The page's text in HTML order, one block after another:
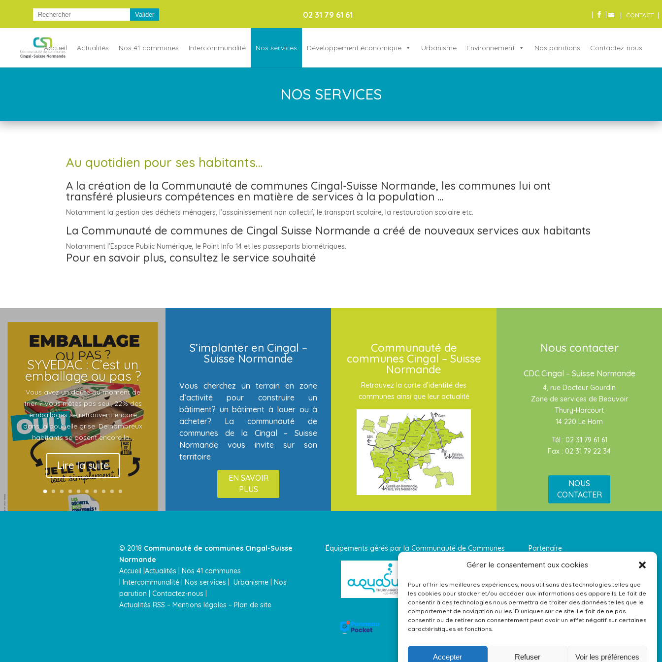
Gérer le consentement aux cookies
Pour offrir les meilleures expériences, nous utilisons des technologies telles que
les cookies pour stocker et/ou accéder aux informations des appareils. Le fait de
consentir à ces technologies nous permettra de traiter des données telles que le
comportement de navigation ou les ID uniques sur ce site. Le fait de ne pas
consentir ou de retirer son consentement peut avoir un effet négatif sur certaines
caractéristiques et fonctions.
Accepter Refuser Voir les préférences
02 31 79 61 61 CONTACT
Accueil Actualités Nos 41 communes Intercommunalité Nos services Développement économique Urbanisme Environnement Nos parutions Contactez-nous
NOS SERVICES
Au quotidien pour ses habitants…
A la création de la Communauté de communes Cingal-Suisse Normande, les communes lui ont
transféré plusieurs compétences en matière de services à la population …
Notamment la gestion des déchets ménagers, l’assainissement non collectif, le transport scolaire, la restauration scolaire etc.
La Communauté de communes de Cingal Suisse Normande a créé de nouveaux services aux habitants
Notamment l’Espace Public Numérique, le Point Info 14 et les passeports biométriques.
Pour en savoir plus, consultez le service souhaité
SYVEDAC : C’est un
emballage ou pas ?
Vous avez un doute au moment de
trier ? Vous n’êtes pas seul, 22% des
emballages se retrouvent encore
dans la poubelle grise. De nombreux
habitants se posent encore la...
Lire la suite
S’implanter en Cingal –
Suisse Normande
Vous cherchez un terrain en zone
d’activité pour construire un
bâtiment? un bâtiment à louer ou à
acheter? La communauté de
communes de la Cingal – Suisse
Normande vous invite sur son
territoire
EN SAVOIR
PLUS
Communauté de
communes Cingal – Suisse
Normande
Retrouvez la carte d’identité des
communes ainsi que leur actualité
Nous contacter
CDC Cingal – Suisse Normande
4, rue Docteur Gourdin
Zone de services de Beauvoir
Thury-Harcourt
14 220 Le Hom
Tél.: 02 31 79 61 61
Fax : 02 31 79 22 34
NOUS
CONTACTER
© 2018 Communauté de communes Cingal-Suisse
Normande
Accueil | Actualités
Nos 41 communes
Intercommunalité| Nos services Urbanisme |
Nos
parution
Contactez-nous |
Actualités RSS– Mentions légales – Plan de site
Équipements gérés par la Communauté de Communes Partenaire